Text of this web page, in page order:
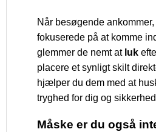
Når besøgende
fokuserede på at komme
glemmer de nemt at luk
placere et synligt skilt
hjælper du dem med at
tryghed for dig og
Måske er du også